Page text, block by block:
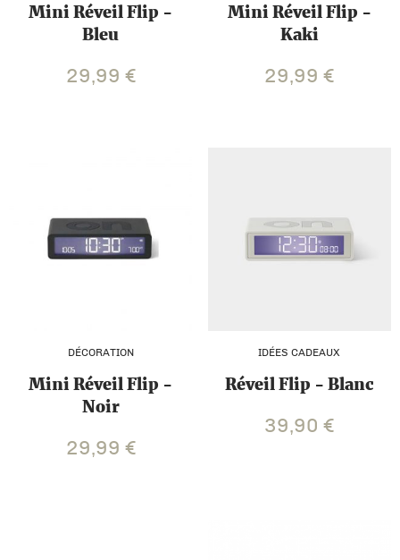
Mini Réveil Flip -
Bleu
29,99 €
Mini Réveil Flip -
Kaki
29,99€
DÉCORATION
Mini Réveil Flip -
Noir
29,99 €
IDÉES CADEAUX
Réveil Flip - Blanc
39,90€